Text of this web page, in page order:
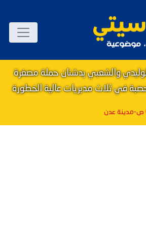
الوليدي والشعبي يدشنان حملة مصغرة
في ثلاث مديريات عالية الخطورة
-مدينة عدن